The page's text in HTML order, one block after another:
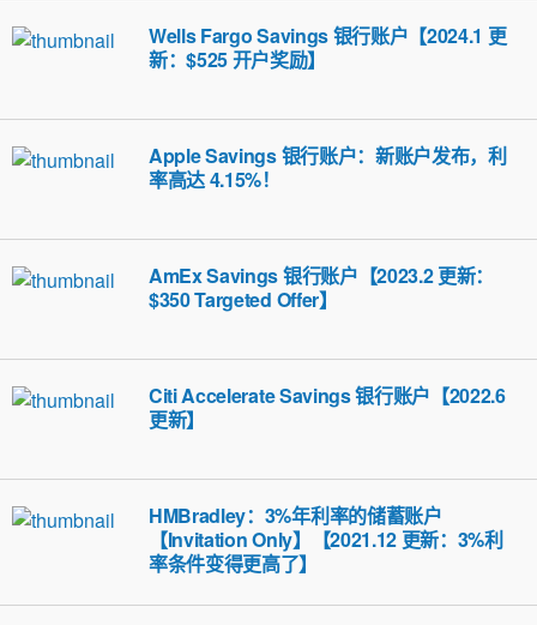
Wells Fargo Savings 银行账户【2024.1 更
新：$525 开户奖励】
Apple Savings 银行账户：新账户发布，利
率高达 4.15%！
AmEx Savings 银行账户【2023.2 更新：
$350 Targeted Offer】
Citi Accelerate Savings 银行账户【2022.6
更新】
HMBradley：3%年利率的储蓄账户
【Invitation Only】【2021.12 更新：3%利
率条件变得更高了】